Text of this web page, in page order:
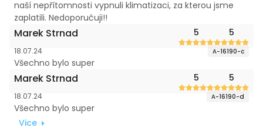
naší nepřítomnosti vypnuli klimatizaci, za kterou jsme
zaplatili. Nedoporučuji!!
Marek Strnad 5 5
18.07.24 A-16190-c
Všechno bylo super
Marek Strnad 5 5
18.07.24 A-16190-d
Všechno bylo super
Vice